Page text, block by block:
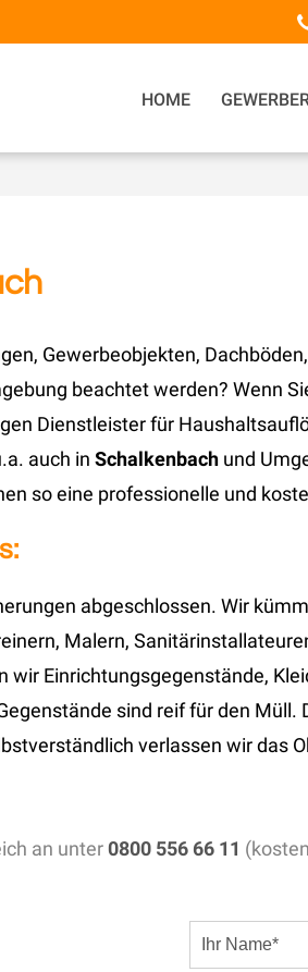
HOME
Gewerbeobjekten,
beachtet werden? Wenn
Dienstleister für
auch in Schalkenbach und
so eine professionelle und
abgeschlossen. Wir
Malern,
Einrichtungsgegenstände,
sind reif für den Müll.
verlassen wir das
an unter0800 556 66 11